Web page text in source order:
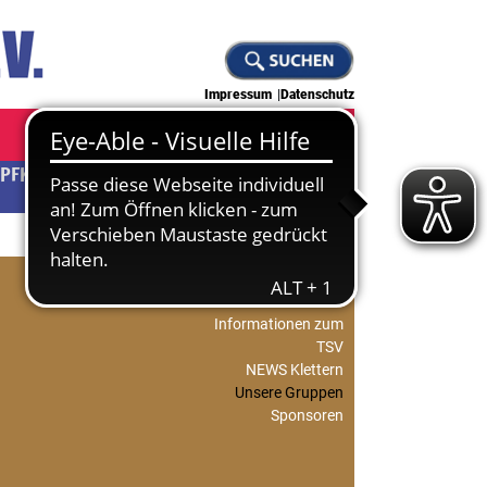
Impressum Datenschutz
JUDO KLETTERN
Abteilungsleitung
KLETTERN
Informationen zum
TSV
NEWS Klettern
Unsere Gruppen
Sponsoren